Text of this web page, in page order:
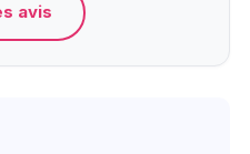
avis